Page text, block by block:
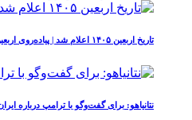
تاریخ اربعین ۱۴۰۵ اعلام شد | پیاده‌روی اربعین از چه روزی شروع می‌ شود؟
نتانیاهو: برای گفت‌وگو با ترامپ درباره